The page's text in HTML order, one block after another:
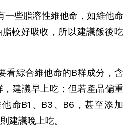
一些脂溶性維他命，如維他命
較好吸收，所以建議飯後吃
看綜合維他命的B群成分，含
建議早上吃；但若產品偏重
命B1、B3、B6，甚至添加
建議晚上吃。